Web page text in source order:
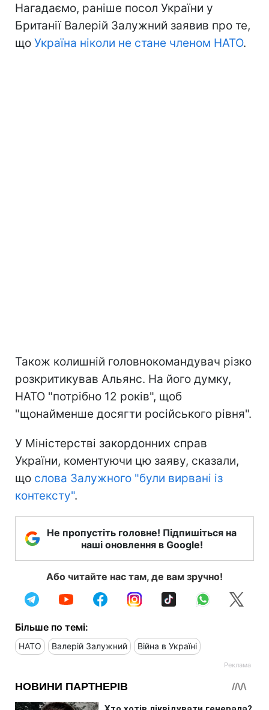
Нагадаємо, раніше посол України у
Британії Валерій Залужний заявив про те,
що Україна ніколи не стане членом НАТО.
Також колишній головнокомандувач різко
розкритикував Альянс. На його думку,
НАТО "потрібно 12 років", щоб
"щонайменше досягти російського рівня".
У Міністерстві закордонних справ
України, коментуючи цю заяву, сказали,
що слова Залужного "були вирвані із
контексту".
Не пропустіть головне! Підпишіться на
наші оновлення в Google!
Або читайте нас там, де вам зручно!
Більше по темі:
НАТО Валерій Залужний Війна в Україні